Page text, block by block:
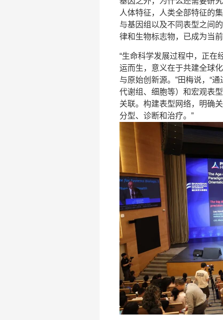
人体特征，人类全部特征的
与基因组以及不同表型之间
律和生物标志物，已成为当
“生命科学发展过程中，正在
运而生，意义在于共建全球
与原始创新源。”田梅说，“
代谢组、细胞等）和宏观表
关联。构建表型网络，明确
分型、诊断和治疗。”